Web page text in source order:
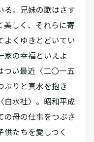
る。兄妹の歌はさす
美しく、それらに寄
よくゆきとどいてい
家の幸福といえよ
つい最近〈二〇一五
ぷりと真水を抱き
白水社〉。昭和平成
の母の仕事をつぶさ
たちを愛しつく